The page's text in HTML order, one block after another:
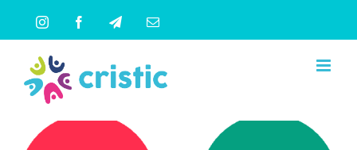
contenido
InstagramFacebookTelegramCorreo